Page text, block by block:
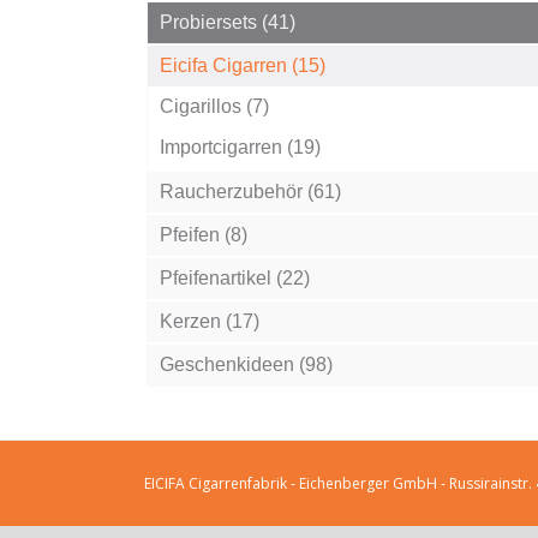
Probiersets (41)
Eicifa Cigarren (15)
Cigarillos (7)
Importcigarren (19)
Raucherzubehör (61)
Pfeifen (8)
Pfeifenartikel (22)
Kerzen (17)
Geschenkideen (98)
EICIFA Cigarrenfabrik - Eichenberger GmbH -